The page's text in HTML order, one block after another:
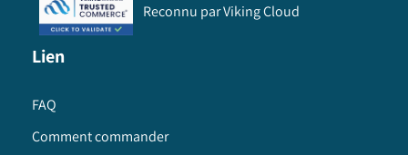
Reconnu par Viking Cloud
Lien
FAQ
Comment commander